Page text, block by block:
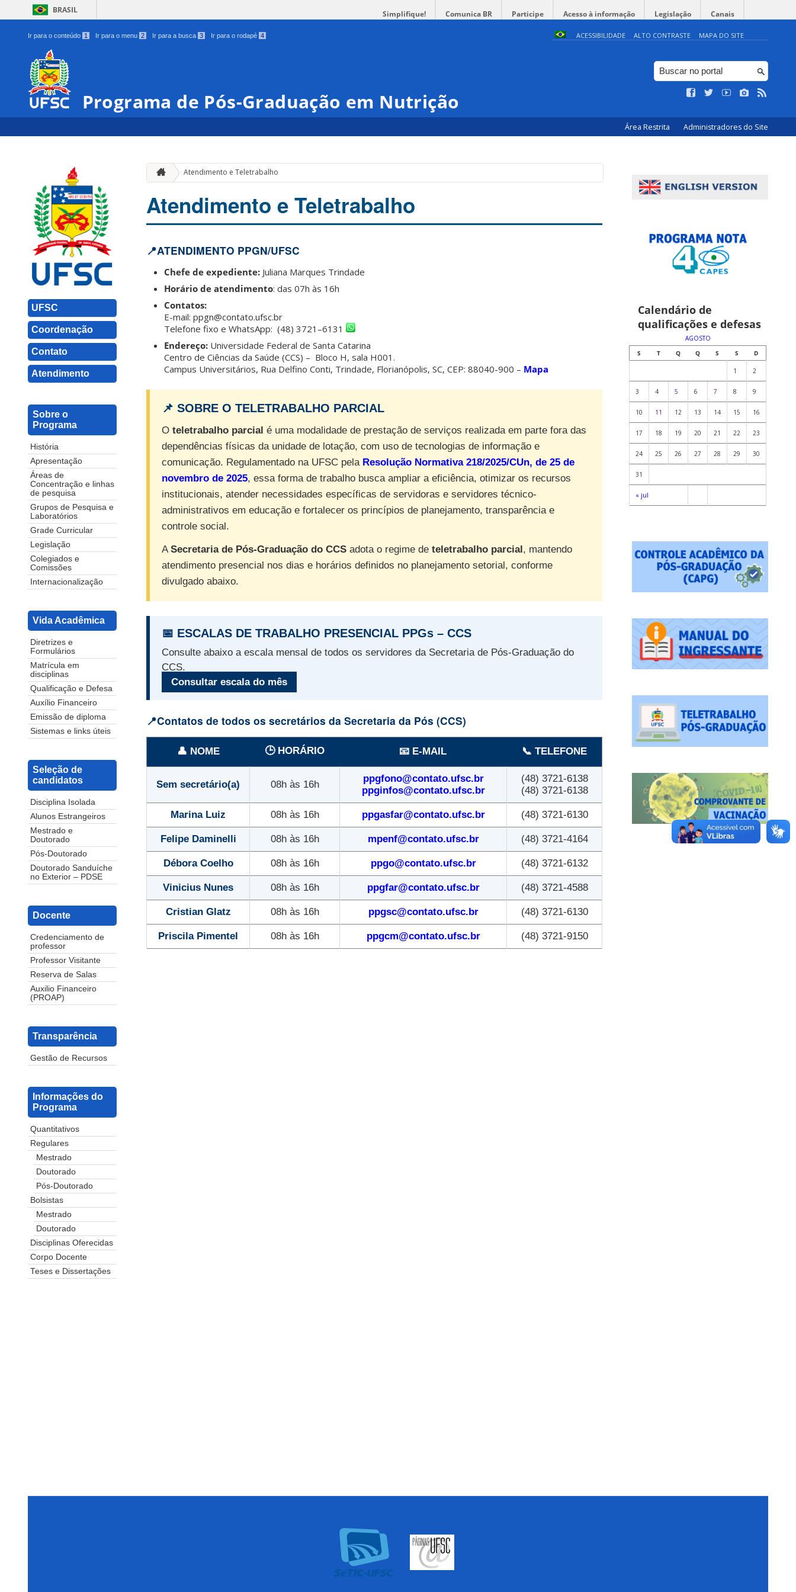
BRASIL Simplifique! Comunica BR Participe Acesso à informação Legislação Canais
Ir para o conteúdo 1 Ir para o menu 2 Ir para a busca 3 Ir para o rodapé 4 ACESSIBILIDADE ALTO CONTRASTE MAPA DO SITE
Programa de Pós-Graduação em Nutrição
Área Restrita Administradores do Site
UFSC
Coordenação
Contato
Atendimento
Sobre o
Programa
História
Apresentação
Áreas de
Concentração e linhas
de pesquisa
Grupos de Pesquisa e
Laboratórios
Grade Curricular
Legislação
Colegiados e
Comissões
Internacionalização
Vida Acadêmica
Diretrizes e
Formulários
Matrícula em
disciplinas
Qualificação e Defesa
Auxílio Financeiro
Emissão de diploma
Sistemas e links úteis
Seleção de
candidatos
Disciplina Isolada
Alunos Estrangeiros
Mestrado e
Doutorado
Pós-Doutorado
Doutorado Sanduíche
no Exterior – PDSE
Docente
Credenciamento de
professor
Professor Visitante
Reserva de Salas
Auxilio Financeiro
(PROAP)
Transparência
Gestão de Recursos
Informações do
Programa
Quantitativos
Regulares
Mestrado
Doutorado
Pós-Doutorado
Bolsistas
Mestrado
Doutorado
Disciplinas Oferecidas
Corpo Docente
Teses e Dissertações
Atendimento e Teletrabalho
Atendimento e Teletrabalho
📍ATENDIMENTO PPGN/UFSC
Chefe de expediente: Juliana Marques Trindade
Horário de atendimento: das 07h às 16h
Contatos:
E-mail: ppgn@contato.ufsc.br
Telefone fixo e WhatsApp: (48) 3721–6131
Endereço: Universidade Federal de Santa Catarina
Centro de Ciências da Saúde (CCS) – Bloco H, sala H001.
Campus Universitários, Rua Delfino Conti, Trindade, Florianópolis, SC, CEP: 88040-900 – Mapa
📌 SOBRE O TELETRABALHO PARCIAL
O teletrabalho parcial é uma modalidade de prestação de serviços realizada em parte fora das
dependências físicas da unidade de lotação, com uso de tecnologias de informação e
comunicação. Regulamentado na UFSC pela Resolução Normativa 218/2025/CUn, de 25 de
novembro de 2025, essa forma de trabalho busca ampliar a eficiência, otimizar os recursos
institucionais, atender necessidades específicas de servidoras e servidores técnico-
administrativos em educação e fortalecer os princípios de planejamento, transparência e
controle social.
ASecretaria de Pós-Graduação do CCS adota o regime de teletrabalho parcial , mantendo
atendimento presencial nos dias e horários definidos no planejamento setorial, conforme
divulgado abaixo.
📅 ESCALAS DE TRABALHO PRESENCIAL PPGs – CCS
Consulte abaixo a escala mensal de todos os servidores da Secretaria de Pós-Graduação do
CCS.
Consultar escala do mês
📍Contatos de todos os secretários da Secretaria da Pós (CCS)
👤 NOME 🕒 HORÁRIO 📧 E-MAIL 📞 TELEFONE
Sem secretário(a) 08h às 16h
ppgfono@contato.ufsc.br
ppginfos@contato.ufsc.br
(48) 3721-6138
(48) 3721-6138
Marina Luiz 08h às 16h ppgasfar@contato.ufsc.br (48) 3721-6130
Felipe Daminelli 08h às 16h mpenf@contato.ufsc.br (48) 3721-4164
Débora Coelho 08h às 16h ppgo@contato.ufsc.br (48) 3721-6132
Vinicius Nunes 08h às 16h ppgfar@contato.ufsc.br (48) 3721-4588
Cristian Glatz 08h às 16h ppgsc@contato.ufsc.br (48) 3721-6130
Priscila Pimentel 08h às 16h ppgcm@contato.ufsc.br (48) 3721-9150
Calendário de
qualificações e defesas
AGOSTO
S
T Q Q S S D
« jul
1 2
3 4 5 6 7 8 9
10 11 12 13 14 15 16
17 18 19 20 21 22 23
24 25 26 27 28 29 30
31